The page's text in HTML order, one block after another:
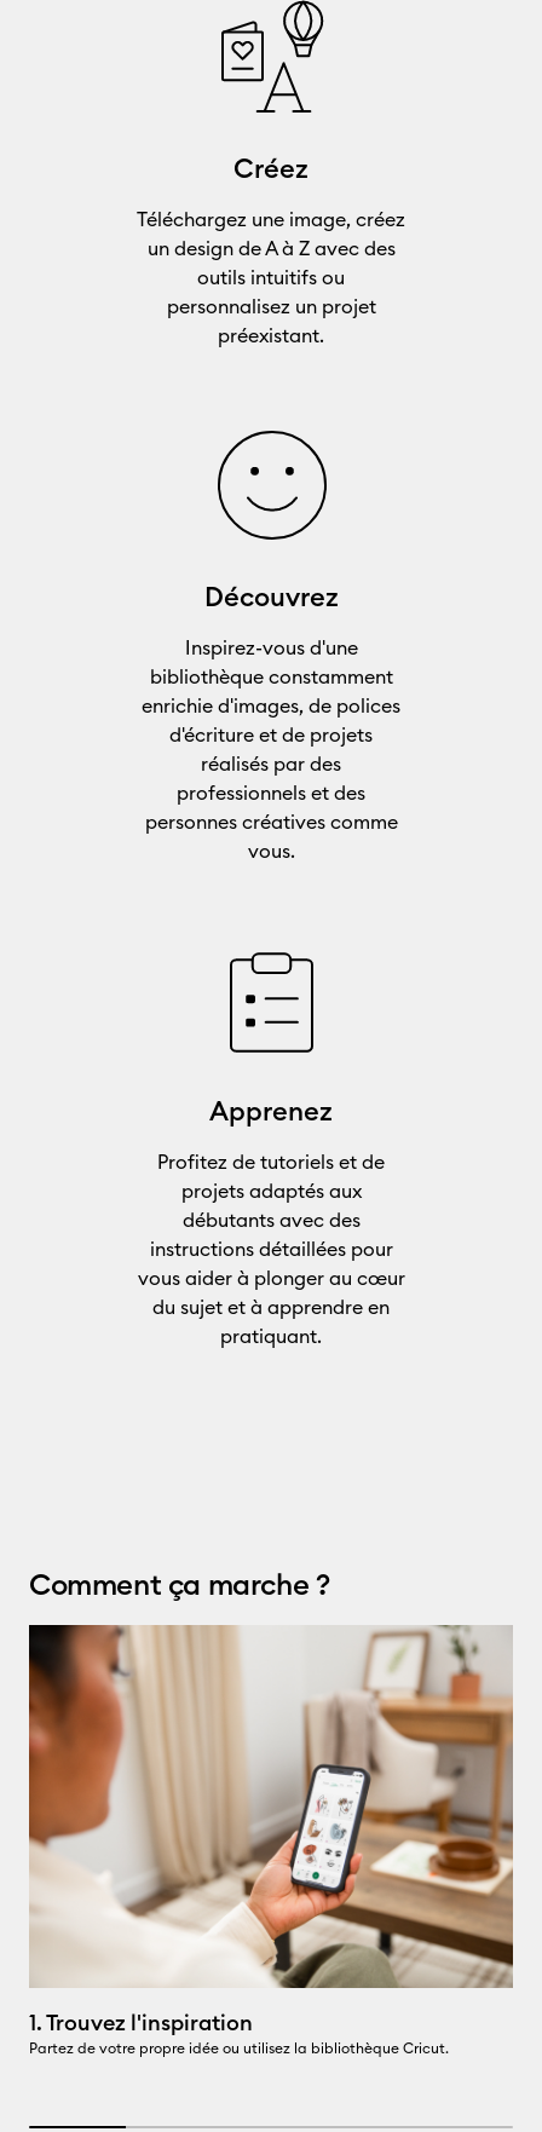
Créez
Téléchargez une image, créez
un design de A à Z avec des
outils intuitifs ou
personnalisez un projet
préexistant.
Découvrez
Inspirez-vous d'une
bibliothèque constamment
enrichie d'images, de polices
d'écriture et de projets
réalisés par des
professionnels et des
personnes créatives comme
vous.
Apprenez
Profitez de tutoriels et de
projets adaptés aux
débutants avec des
instructions détaillées pour
vous aider à plonger au cœur
du sujet et à apprendre en
pratiquant.
Comment ça marche ?
1. Trouvez l'inspiration
Partez de votre propre idée ou utilisez la bibliothèque Cricut.
20% completed